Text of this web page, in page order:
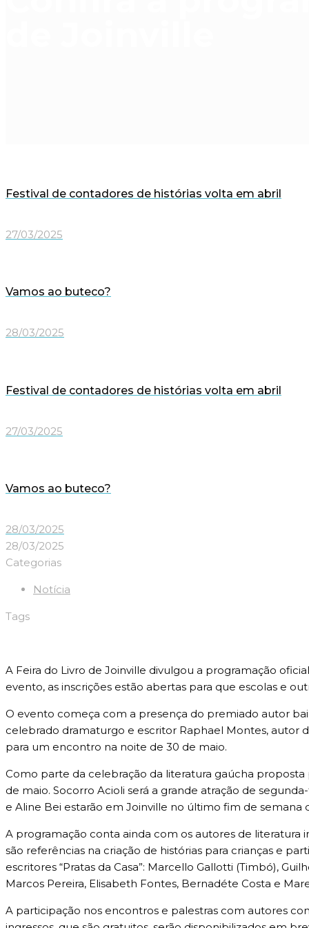
Festival de contadores de histórias volta em abril
27/03/2025
Vamos ao buteco?
28/03/2025
Festival de contadores de histórias volta em abril
27/03/2025
Vamos ao buteco?
28/03/2025
28/03/2025
Categorias
Notícia
Tags
A Feira do Livro de Joinville divulgou a programação
evento, as inscrições estão abertas para que escolas e
O evento começa com a presença do premiado autor
celebrado dramaturgo e escritor Raphael Montes, autor
para um encontro na noite de 30 de maio.
Como parte da celebração da literatura gaúcha
de maio. Socorro Acioli será a grande atração de
e Aline Bei estarão em Joinville no último fim de semana
A programação conta ainda com os autores de literatura
são referências na criação de histórias para crianças e
escritores “Pratas da Casa”: Marcello Gallotti (Timbó),
Marcos Pereira, Elisabeth Fontes, Bernadéte Costa e
A participação nos encontros e palestras com autores